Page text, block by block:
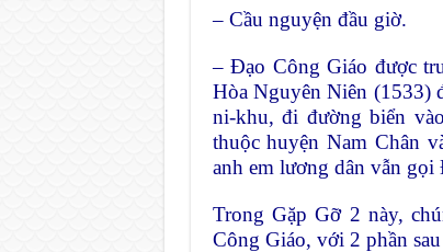
– Cầu nguyện đầu giờ.
– Đạo Công Giáo được
Hòa Nguyên Niên (1533)
ni-khu, đi đường biển
thuộc huyện Nam Chân
anh em lương dân vẫn
Trong Gặp Gỡ 2 này,
Công Giáo, với 2 phần